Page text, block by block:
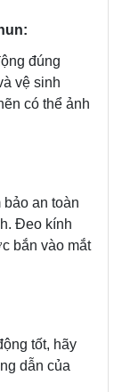
đúng
vệ sinh
có thể ảnh
an toàn
Đeo kính
bắn vào mắt
tốt, hãy
dẫn của